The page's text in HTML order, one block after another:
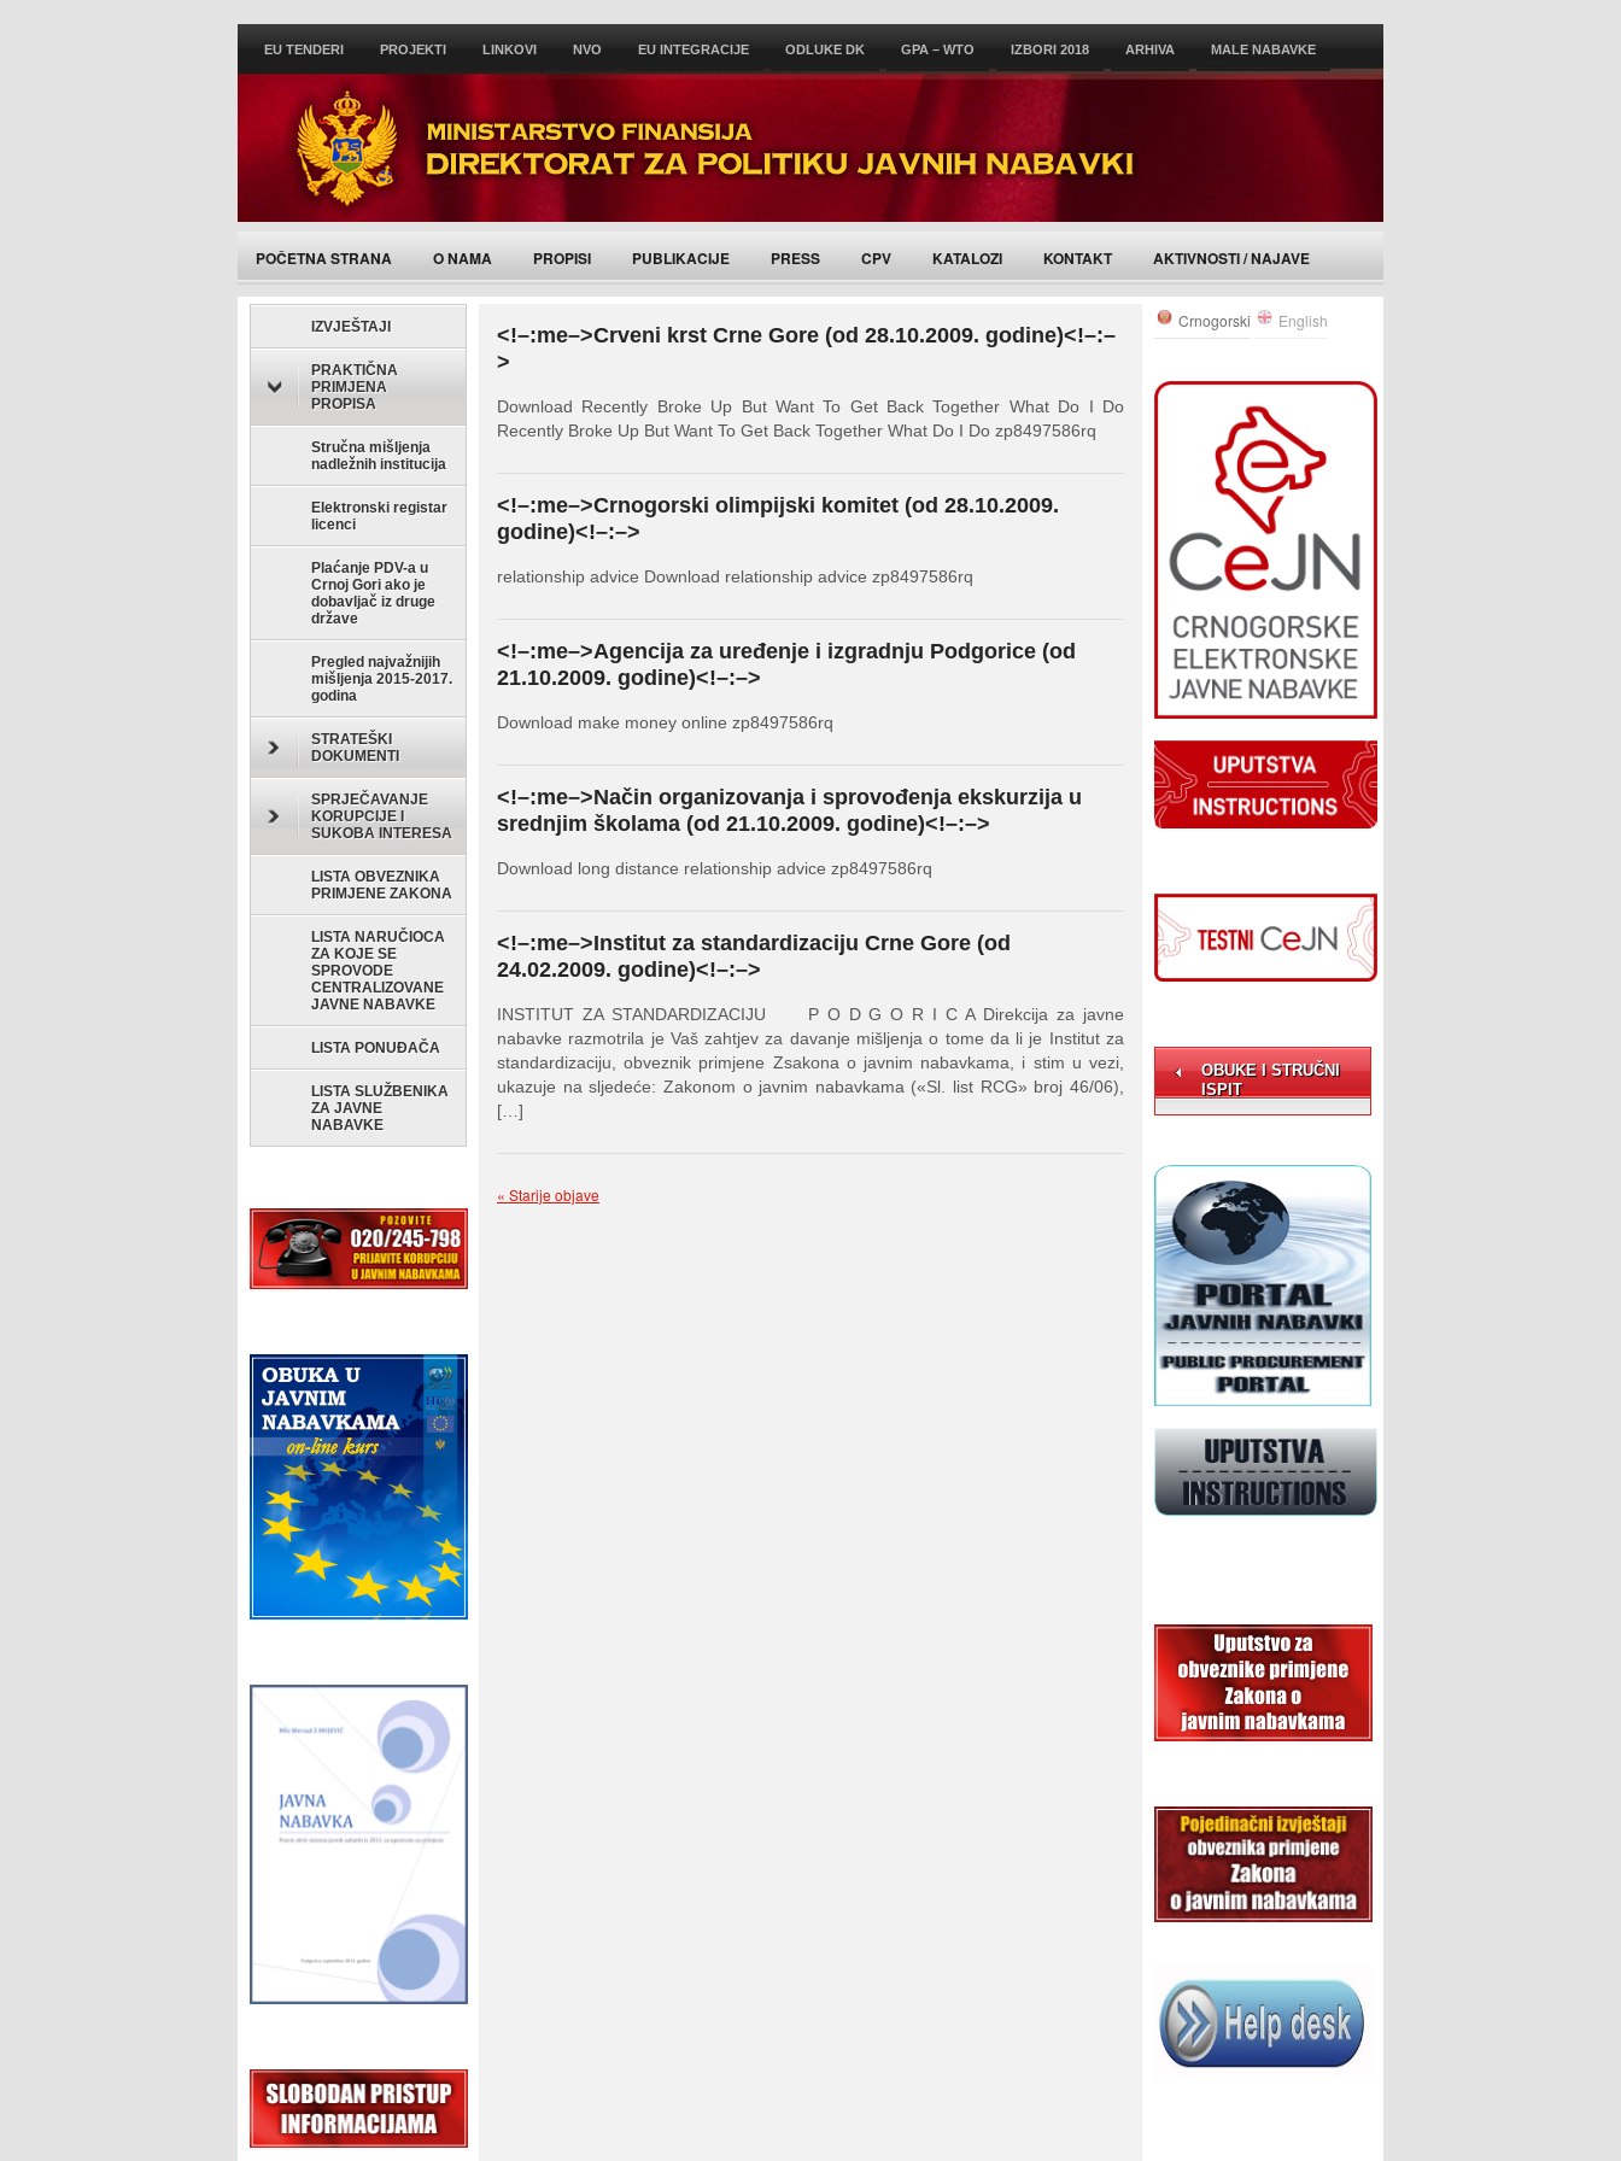
EU TENDERI PROJEKTI LINKOVI NVO EU INTEGRACIJE ODLUKE DK GPA – WTO IZBORI 2018 ARHIVA MALE NABAVKE
POČETNA STRANA O NAMA PROPISI PUBLIKACIJE PRESS CPV KATALOZI KONTAKT AKTIVNOSTI / NAJAVE
IZVJEŠTAJI
PRAKTIČNA
PRIMJENA
PROPISA
Stručna mišljenja
nadležnih institucija
Elektronski registar
licenci
Plaćanje PDV-a u
Crnoj Gori ako je
dobavljač iz druge
države
Pregled najvažnijih
mišljenja 2015-2017.
godina
STRATEŠKI
DOKUMENTI
SPRJEČAVANJE
KORUPCIJE I
SUKOBA INTERESA
LISTA OBVEZNIKA
PRIMJENE ZAKONA
LISTA NARUČIOCA
ZA KOJE SE
SPROVODE
CENTRALIZOVANE
JAVNE NABAVKE
LISTA PONUĐAČA
LISTA SLUŽBENIKA
ZA JAVNE
NABAVKE
<!–:me–>Crveni krst Crne Gore (od 28.10.2009. godine)<!–:–
>
Download Recently Broke Up But Want To Get Back Together What Do I Do
Recently Broke Up But Want To Get Back Together What Do I Do zp8497586rq
<!–:me–>Crnogorski olimpijski komitet (od 28.10.2009.
godine)<!–:–>
relationship advice Download relationship advice zp8497586rq
<!–:me–>Agencija za uređenje i izgradnju Podgorice (od
21.10.2009. godine)<!–:–>
Download make money online zp8497586rq
<!–:me–>Način organizovanja i sprovođenja ekskurzija u
srednjim školama (od 21.10.2009. godine)<!–:–>
Download long distance relationship advice zp8497586rq
<!–:me–>Institut za standardizaciju Crne Gore (od
24.02.2009. godine)<!–:–>
INSTITUT ZA STANDARDIZACIJU P O D G O R I C A Direkcija za javne
nabavke razmotrila je Vaš zahtjev za davanje mišljenja o tome da li je Institut za
standardizaciju, obveznik primjene Zsakona o javnim nabavkama, i stim u vezi,
ukazuje na sljedeće: Zakonom o javnim nabavkama («Sl. list RCG» broj 46/06),
[…]
« Starije objave
Crnogorski English
OBUKE I STRUČNI
ISPIT